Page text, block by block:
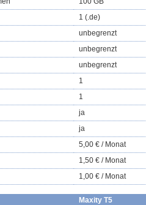
1 (.de)
unbegrenzt
unbegrenzt
unbegrenzt
1
1
ja
ja
5,00 € / Monat
1,50 € / Monat
1,00 € / Monat
Maxity T5